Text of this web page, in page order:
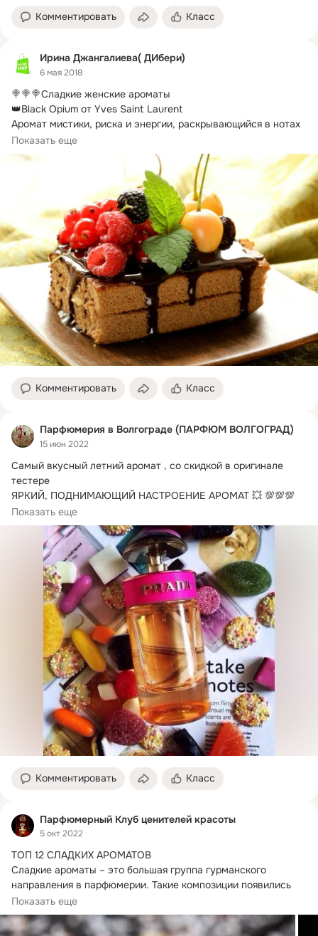
Комментировать Класс
Ирина Джангалиева( ДИбери)
6 мая 2018
🍭🍭🍭Сладкие женские ароматы
👑Black Opium от Yves Saint Laurent
Аромат мистики, риска и энергии, раскрывающийся в нотах
черного кофе,...
Показать еще
Комментировать Класс
Парфюмерия в Волгограде (ПАРФЮМ ВОЛГОГРАД)
15 июн 2022
Самый вкусный летний аромат , со скидкой в оригинале
тестере
ЯРКИЙ, ПОДНИМАЮЩИЙ НАСТРОЕНИЕ АРОМАТ 💥 💯💯💯
PRADA CANDY, и он со скидкой !
Показать еще
Комментировать Класс
Парфюмерный Клуб ценителей красоты
5 окт 2022
ТОП 12 СЛАДКИХ АРОМАТОВ
Сладкие ароматы – это большая группа гурманского
направления в парфюмерии. Такие композиции появились
довольно...
Показать еще